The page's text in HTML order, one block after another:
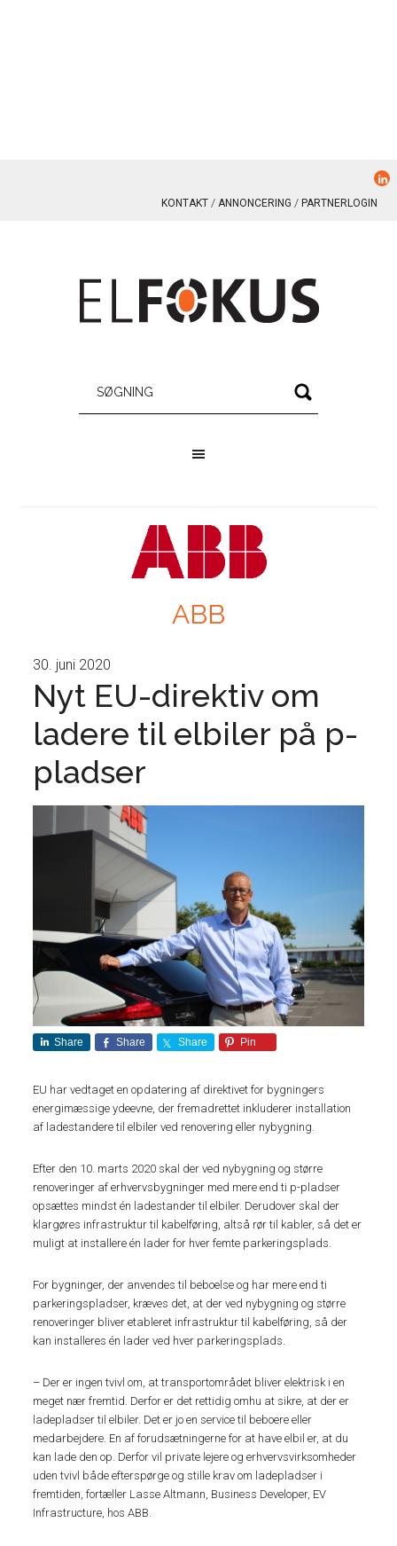
KONTAKT ANNONCERING PARTNERLOGIN
ABB
30. juni 2020
Nyt EU-direktiv om
ladere til elbiler på p-
pladser
Share Share Share Pin
EU har vedtaget en opdatering af direktivet for bygningers
energimæssige ydeevne, der fremadrettet inkluderer installation
af ladestandere til elbiler ved renovering eller nybygning.
Efter den 10. marts 2020 skal der ved nybygning og større
renoveringer af erhvervsbygninger med mere end ti p-pladser
opsættes mindst én ladestander til elbiler. Derudover skal der
klargøres infrastruktur til kabelføring, altså rør til kabler, så det er
muligt at installere én lader for hver femte parkeringsplads.
For bygninger, der anvendes til beboelse og har mere end ti
parkeringspladser, kræves det, at der ved nybygning og større
renoveringer bliver etableret infrastruktur til kabelføring, så der
kan installeres én lader ved hver parkeringsplads.
– Der er ingen tvivl om, at transportområdet bliver elektrisk i en
meget nær fremtid. Derfor er det rettidig omhu at sikre, at der er
ladepladser til elbiler. Det er jo en service til beboere eller
medarbejdere. En af forudsætningerne for at have elbil er, at du
kan lade den op. Derfor vil private lejere og erhvervsvirksomheder
uden tvivl både efterspørge og stille krav om ladepladser i
fremtiden, fortæller Lasse Altmann, Business Developer, EV
Infrastructure, hos ABB.